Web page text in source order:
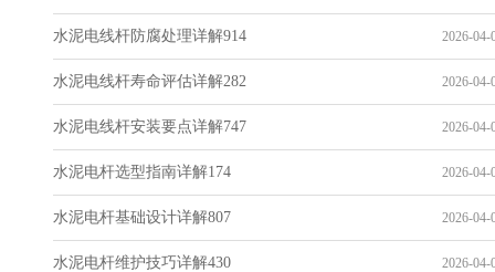
水泥电线杆防腐处理详解914 2026-04-
水泥电线杆寿命评估详解282 2026-04-
水泥电线杆安装要点详解747 2026-04-
水泥电杆选型指南详解174 2026-04-
水泥电杆基础设计详解807 2026-04-
水泥电杆维护技巧详解430 2026-04-